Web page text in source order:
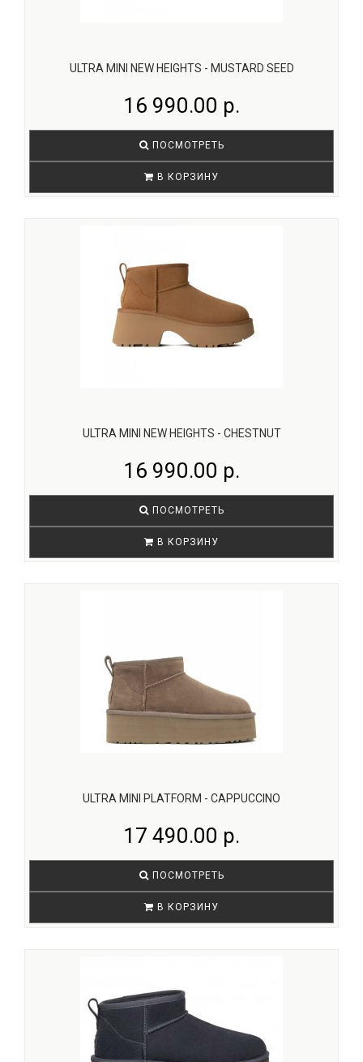
ULTRA MINI NEW HEIGHTS - MUSTARD SEED
16 990.00 р.
ПОСМОТРЕТЬ
В КОРЗИНУ
ULTRA MINI NEW HEIGHTS - СHESTNUT
16 990.00 р.
ПОСМОТРЕТЬ
В КОРЗИНУ
ULTRA MINI PLATFORM - CAPPUCCINO
17 490.00 р.
ПОСМОТРЕТЬ
В КОРЗИНУ